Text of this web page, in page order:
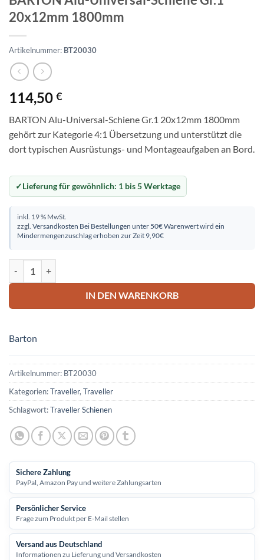
20x12mm 1800mm
Artikelnummer: BT20030
114,50 €
BARTON Alu-Universal-Schiene Gr.1 20x12mm 1800mm
gehört zur Kategorie 4:1 Übersetzung und unterstützt die
dort typischen Ausrüstungs- und Montageaufgaben an Bord.
Lieferung für gewöhnlich: 1 bis 5 Werktage
inkl. 19 % MwSt.
zzgl. Versandkosten Bei Bestellungen unter 50€ Warenwert wird ein
Mindermengenzuschlag erhoben zur Zeit 9,90€
IN DEN WARENKORB
Barton
Artikelnummer: BT20030
Kategorien:Traveller, Traveller
Schlagwort:Traveller Schienen
Sichere Zahlung
PayPal, Amazon Pay und weitere Zahlungsarten
Persönlicher Service
Frage zum Produkt per E-Mail stellen
Versand aus Deutschland
Informationen zu Lieferung und Versandkosten